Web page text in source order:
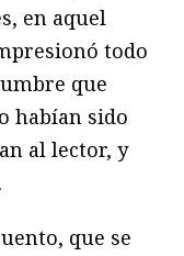
en aquel
todo
que
habían sido
al lector, y
que se